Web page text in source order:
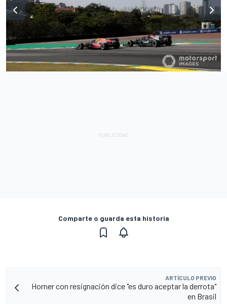
Comparte o guarda esta historia
ARTÍCULO PREVIO
Horner con resignación dice "es duro aceptar la derrota"
en Brasil